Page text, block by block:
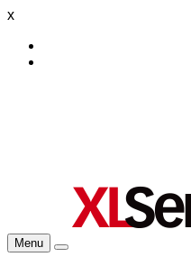
x
Menu